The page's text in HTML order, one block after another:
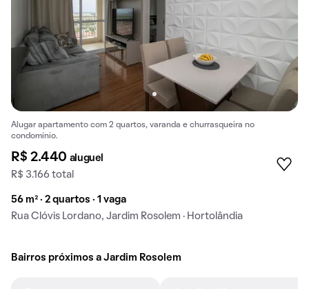
Alugar apartamento com 2 quartos, varanda e churrasqueira no
condomínio.
R$ 2.440 aluguel
R$ 3.166 total
56 m² · 2 quartos · 1 vaga
Rua Clóvis Lordano, Jardim Rosolem · Hortolândia
Bairros próximos a Jardim Rosolem